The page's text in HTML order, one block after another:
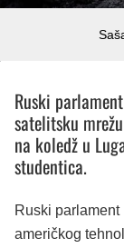
Ruski
satelitsku
na koledž u
studentica.
Ruski
američkog